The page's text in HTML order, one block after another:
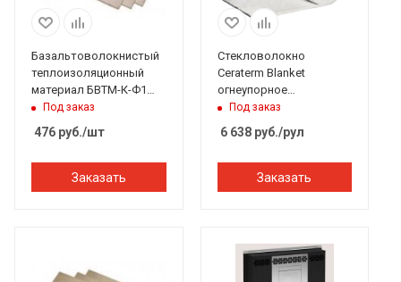
Базальтоволокнистый
теплоизоляционный
материал БВТМ-К-Ф1
картон 1250*600*5 мм
фольгированный
Под заказ
476 руб./шт
Заказать
Стекловолокно
Ceraterm Blanket
огнеупорное
керамическое 96кг/м3,
7320*610*25 мм
Под заказ
6 638руб./рул
Заказать